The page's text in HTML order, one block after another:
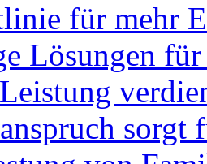
für mehr
Lösungen